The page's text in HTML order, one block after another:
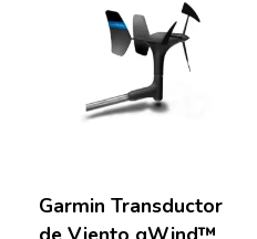
Garmin Transductor